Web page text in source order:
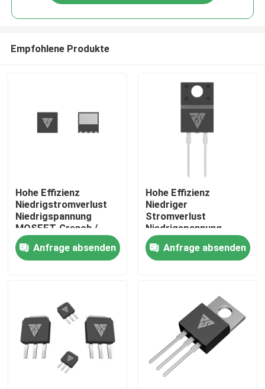
Zu Hause
Produkte
Werksbesichtigung
Qualitätskontrolle
Empfohlene Produkte
Hohe Effizienz
Niedrigstromverlust
Niedrigspannung
MOSFET-Grench /
SGT-Prozess
Anfrage absenden
Hohe Effizienz
Niedriger
Stromverlust
Niedrigspannung
MOSFET-Grench/SGT-
ProzessAnfrage absenden